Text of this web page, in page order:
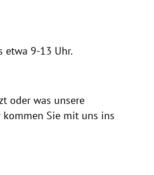
etwa 9-13 Uhr.
oder was unsere
kommen Sie mit uns ins